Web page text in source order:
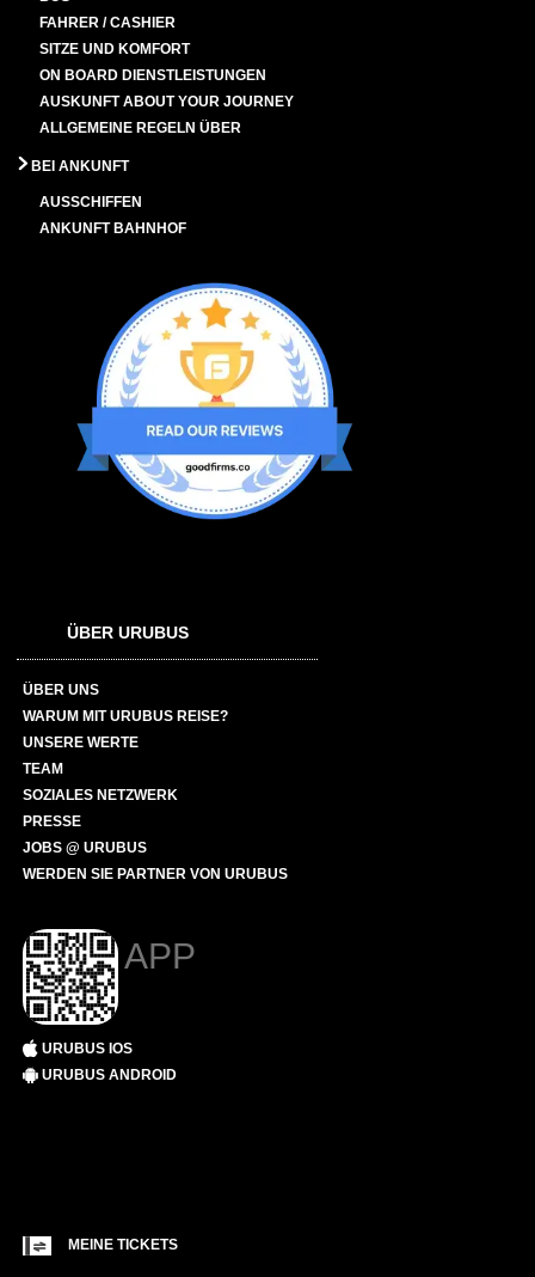
FAHRER / CASHIER
SITZE UND KOMFORT
ON BOARD DIENSTLEISTUNGEN
AUSKUNFT ABOUT YOUR JOURNEY
ALLGEMEINE REGELN ÜBER
BEI ANKUNFT
AUSSCHIFFEN
ANKUNFT BAHNHOF
ÜBER URUBUS
ÜBER UNS
WARUM MIT URUBUS REISE?
UNSERE WERTE
TEAM
SOZIALES NETZWERK
PRESSE
JOBS @ URUBUS
WERDEN SIE PARTNER VON URUBUS
APP
URUBUS IOS
URUBUS ANDROID
MEINE TICKETS